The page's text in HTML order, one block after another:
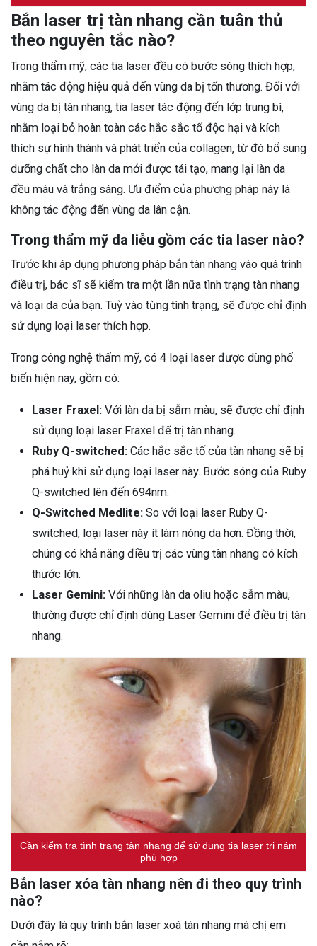
Bắn laser trị tàn nhang cần tuân thủ
theo nguyên tắc nào?
Trong thẩm mỹ, các tia laser đều có bước sóng thích hợp,
nhằm tác động hiệu quả đến vùng da bị tổn thương. Đối với
vùng da bị tàn nhang, tia laser tác động đến lớp trung bì,
nhằm loại bỏ hoàn toàn các hắc sắc tố độc hại và kích
thích sự hình thành và phát triển của collagen, từ đó bổ sung
dưỡng chất cho làn da mới được tái tạo, mang lại làn da
đều màu và trắng sáng. Ưu điểm của phương pháp này là
không tác động đến vùng da lân cận.
Trong thẩm mỹ da liễu gồm các tia laser nào?
Trước khi áp dụng phương pháp bắn tàn nhang vào quá trình
điều trị, bác sĩ sẽ kiểm tra một lần nữa tình trạng tàn nhang
và loại da của bạn. Tuỳ vào từng tình trạng, sẽ được chỉ định
sử dụng loại laser thích hợp.
Trong công nghệ thẩm mỹ, có 4 loại laser được dùng phổ
biến hiện nay, gồm có:
Laser Fraxel: Với làn da bị sẫm màu, sẽ được chỉ định
sử dụng loại laser Fraxel để trị tàn nhang.
Ruby Q-switched: Các hắc sắc tố của tàn nhang sẽ bị
phá huỷ khi sử dụng loại laser này. Bước sóng của Ruby
Q-switched lên đến 694nm.
Q-Switched Medlite: So với loại laser Ruby Q-
switched, loại laser này ít làm nóng da hơn. Đồng thời,
chúng có khả năng điều trị các vùng tàn nhang có kích
thước lớn.
Laser Gemini: Với những làn da oliu hoặc sẫm màu,
thường được chỉ định dùng Laser Gemini để điều trị tàn
nhang.
Cần kiểm tra tình trạng tàn nhang để sử dụng tia laser trị nám
phù hợp
Bắn laser xóa tàn nhang nên đi theo quy trình
nào?
Dưới đây là quy trình bắn laser xoá tàn nhang mà chị em